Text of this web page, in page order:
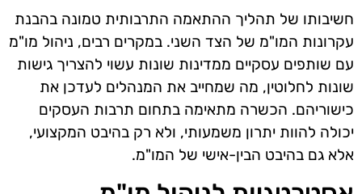
חשיבותו של תהליך ההתאמה התרבותית טמונה בהבנת
עקרונות המו"מ של הצד השני. במקרים רבים, ניהול מו"מ
עם שותפים עסקיים ממדינות שונות עשוי להצריך גישות
שונות לחלוטין, מה שמחייב את המנהלים לעדכן את
כישוריהם. הכשרה מתאימה בתחום תרבות העסקים
יכולה להוות יתרון משמעותי, ולא רק בהיבט המקצועי,
אלא גם בהיבט הבין-אישי של המו"מ.